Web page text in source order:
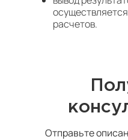
расчетов.
Отправьте